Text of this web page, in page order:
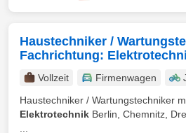
Haustechniker /
Fachrichtung:
Vollzeit Firmenwagen
Haustechniker / Wartungstechniker
Elektrotechnik Berlin, Chemnitz,